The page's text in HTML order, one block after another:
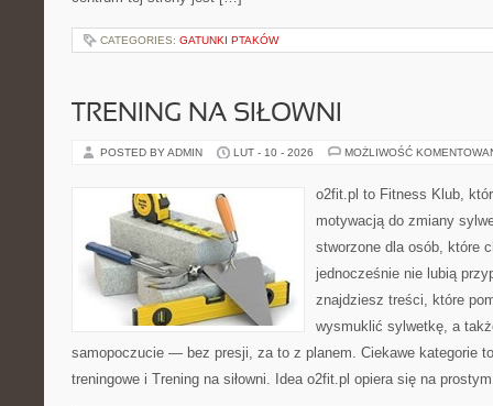
CATEGORIES: GATUNKI PTAKÓW
TRENING NA SIŁOWNI
POSTED BY ADMIN LUT - 10 - 2026 MOŻLIWOŚĆ
o2fit.pl to Fitness Klub,
motywacją do zmiany
stworzone dla osób, które
jednocześnie nie lubią
znajdziesz treści, które
wysmuklić sylwetkę, a
samopoczucie — bez presji, za to z planem. Ciekawe kategorie
treningowe i Trening na siłowni. Idea o2fit.pl opiera się na